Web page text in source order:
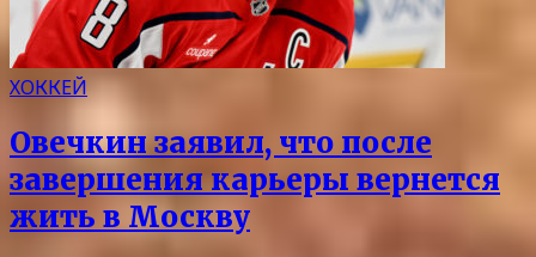
ХОККЕЙ
Овечкин заявил, что после
завершения карьеры вернется
жить в Москву